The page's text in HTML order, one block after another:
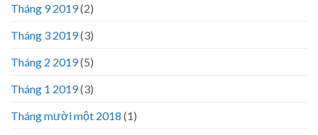
Tháng 9 2019(2)
Tháng 3 2019(3)
Tháng 2 2019(5)
Tháng 1 2019(3)
Tháng mười một 2018 (1)